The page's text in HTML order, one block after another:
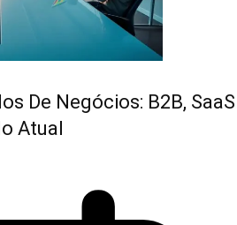
De Negócios: B2B, SaaS
Atual